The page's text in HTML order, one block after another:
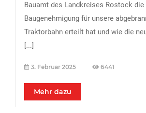
Bauamt des Landkreises Rostock die
Baugenehmigung für unsere
Traktorbahn erteilt hat und wie die
[...]
3. Februar 2025 6441
Mehr dazu